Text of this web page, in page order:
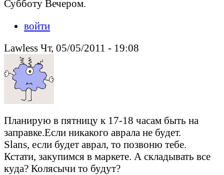
Субботу Вечером.
войти
Lawless Чт, 05/05/2011 - 19:08
Планирую в пятницу к 17-18 часам быть на
заправке.Если никакого аврала не будет.
Slans, если будет аврал, то позвоню тебе.
Кстати, закупимся в маркете. А складывать все
куда? Колясычи то будут?